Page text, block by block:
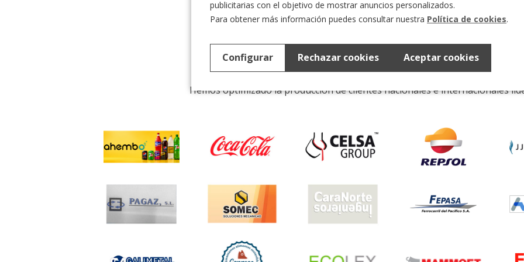
Clientes que Confían en
Hemos optimizado la producción de clientes nacionales e internacionales
publicitarias con el objetivo de mostrar anuncios personalizados.
Para obtener más información puedes consultar nuestra Política de cookies.
Rechazar cookies
Configurar Aceptar cookies